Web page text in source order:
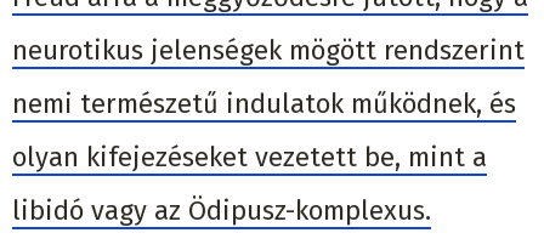
neurotikus jelenségek mögött rendszerint
nemi természetű indulatok működnek, és
olyan kifejezéseket vezetett be, mint a
libidó vagy az Ödipusz-komplexus.